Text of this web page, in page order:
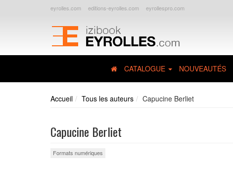
eyrolles.com editions-eyrolles.com eyrollespro.com
CATALOGUE NOUVEAUTÉS
Accueil Tous les auteurs Capucine Berliet
Capucine Berliet
Formats numériques